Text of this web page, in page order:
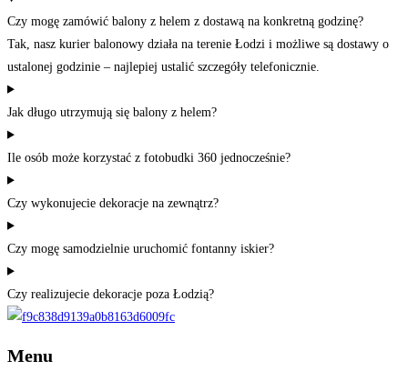
Czy mogę zamówić balony z helem z dostawą na konkretną godzinę?
Tak, nasz kurier balonowy działa na terenie Łodzi i możliwe są dostawy o
ustalonej godzinie – najlepiej ustalić szczegóły telefonicznie.
Jak długo utrzymują się balony z helem?
Ile osób może korzystać z fotobudki 360 jednocześnie?
Czy wykonujecie dekoracje na zewnątrz?
Czy mogę samodzielnie uruchomić fontanny iskier?
Czy realizujecie dekoracje poza Łodzią?
Menu